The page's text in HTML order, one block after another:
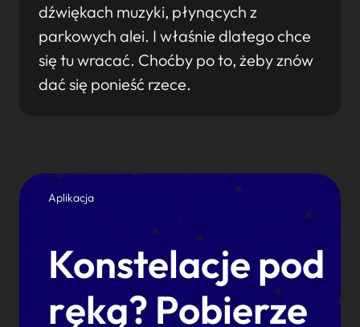
dźwiękach muzyki, płynących z
parkowych alei. I właśnie dlatego chce
się tu wracać. Choćby po to, żeby znów
dać się ponieść rzece.
Aplikacja
Konstelacje pod
ręką? Pobierze